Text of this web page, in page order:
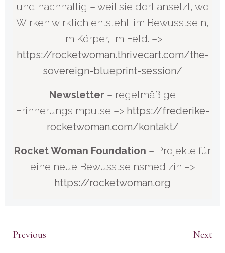
und nachhaltig – weil sie dort ansetzt, wo
Wirken wirklich entsteht: im Bewusstsein,
im Körper, im Feld. –>
https://rocketwoman.thrivecart.com/the-
sovereign-blueprint-session/
Newsletter – regelmäßige
Erinnerungsimpulse –> https://frederike-
rocketwoman.com/kontakt/
Rocket Woman Foundation – Projekte für
eine neue Bewusstseinsmedizin –>
https://rocketwoman.org
Previous Next